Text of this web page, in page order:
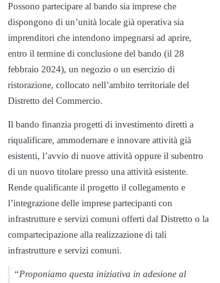
Possono partecipare al bando sia imprese che
dispongono di un’unità locale già operativa sia
imprenditori che intendono impegnarsi ad aprire,
entro il termine di conclusione del bando (il 28
febbraio 2024), un negozio o un esercizio di
ristorazione, collocato nell’ambito territoriale del
Distretto del Commercio.
Il bando finanzia progetti di investimento diretti a
riqualificare, ammodernare e innovare attività già
esistenti, l’avvio di nuove attività oppure il subentro
di un nuovo titolare presso una attività esistente.
Rende qualificante il progetto il collegamento e
l’integrazione delle imprese partecipanti con
infrastrutture e servizi comuni offerti dal Distretto o la
compartecipazione alla realizzazione di tali
infrastrutture e servizi comuni.
“Proponiamo questa iniziativa in adesione al